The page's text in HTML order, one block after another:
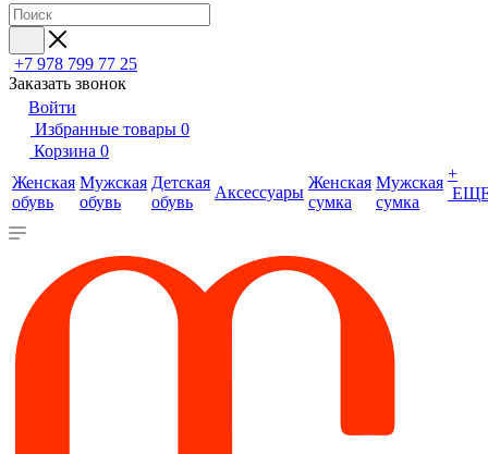
+7 978 799 77 25
Заказать звонок
Войти
Избранные товары 0
Корзина 0
Женская
обувь
Мужская
обувь
Детская
обувь
Аксессуары
Женская
сумка
Мужская
сумка
+